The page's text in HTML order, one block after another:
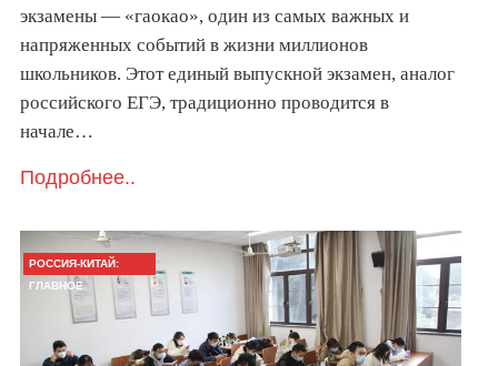
экзамены — «гаокао», один из самых важных и
напряженных событий в жизни миллионов
школьников. Этот единый выпускной экзамен, аналог
российского ЕГЭ, традиционно проводится в
начале…
Подробнее..
РОССИЯ-КИТАЙ:
ГЛАВНОЕ